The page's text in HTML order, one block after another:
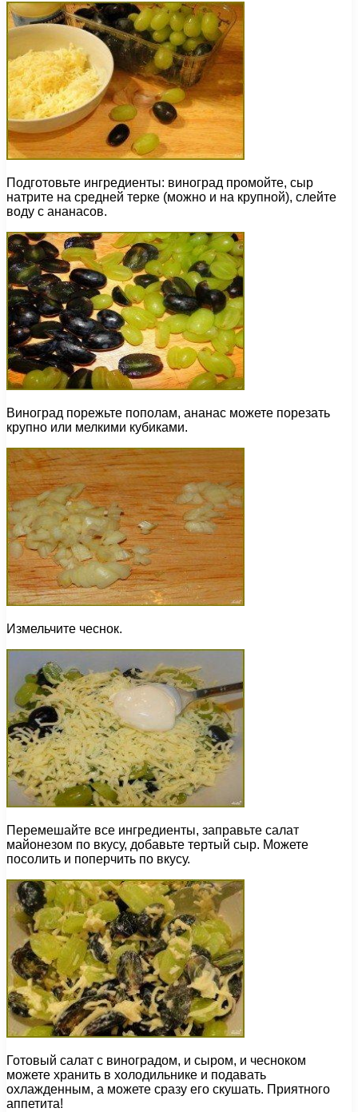
Подготовьте ингредиенты: виноград промойте, сыр
натрите на средней терке (можно и на крупной), слейте
воду с ананасов.
Виноград порежьте пополам, ананас можете порезать
крупно или мелкими кубиками.
Измельчите чеснок.
Перемешайте все ингредиенты, заправьте салат
майонезом по вкусу, добавьте тертый сыр. Можете
посолить и поперчить по вкусу.
Готовый салат с виноградом, и сыром, и чесноком
можете хранить в холодильнике и подавать
охлажденным, а можете сразу его скушать. Приятного
аппетита!